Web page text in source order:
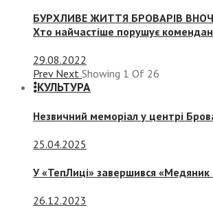
БУРХЛИВЕ ЖИТТЯ БРОВАРІВ
Хто найчастіше порушує
29.08.2022
Prev Next Showing 1 Of 26
КУЛЬТУРА
Незвичний меморіал у центрі
25.04.2025
У «ТепЛиці» завершився «Медяник
26.12.2023